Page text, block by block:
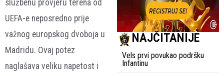
službenu provjeru terena od
UEFA-e neposredno prije
važnog europskog dvoboja u
Madridu. Ovaj potez
naglašava veliku napetost i
NAJČITANIJE
Vels prvi povukao podršku
Infantinu